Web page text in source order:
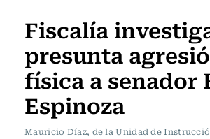
Fiscalía
presunta
física a senador
Espinoza
Mauricio Díaz, de la Unidad de